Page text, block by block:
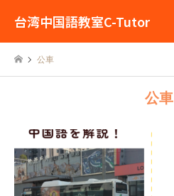
台湾中国語教室C-Tutor
公車
公車